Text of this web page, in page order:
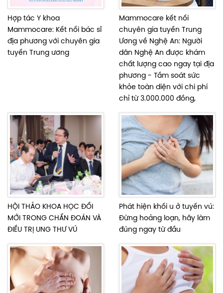
Hợp tác Y khoa
Mammocare: Kết nối bác sĩ
địa phương với chuyên gia
tuyến Trung ương
Mammocare kết nối
chuyên gia tuyến Trung
Ương về Nghệ An: Người
dân Nghệ An được khám
chất lượng cao ngay tại địa
phương - Tầm soát sức
khỏe toàn diện với chi phí
chỉ từ 3.000.000 đồng,
HỘI THẢO KHOA HỌC ĐỔI
MỚI TRONG CHẨN ĐOÁN VÀ
ĐIỀU TRỊ UNG THƯ VÚ
Phát hiện khối u ở tuyến vú:
Đừng hoảng loạn, hãy làm
đúng ngay từ đầu